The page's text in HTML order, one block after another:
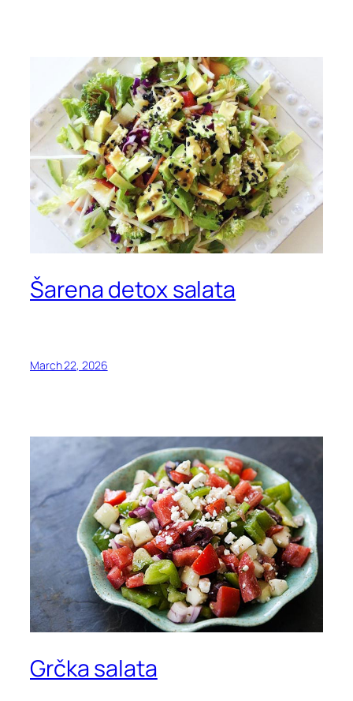
Šarena detox salata
March 22, 2026
Grčka salata